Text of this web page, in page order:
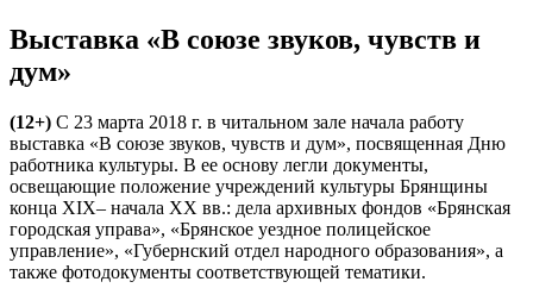
Выставка «В союзе звуков, чувств и
дум»
(12+) С 23 марта 2018 г. в читальном зале начала работу
выставка «В союзе звуков, чувств и дум», посвященная Дню
работника культуры. В ее основу легли документы,
освещающие положение учреждений культуры Брянщины
конца XIX– начала XX вв.: дела архивных фондов «Брянская
городская управа», «Брянское уездное полицейское
управление», «Губернский отдел народного образования», а
также фотодокументы соответствующей тематики.